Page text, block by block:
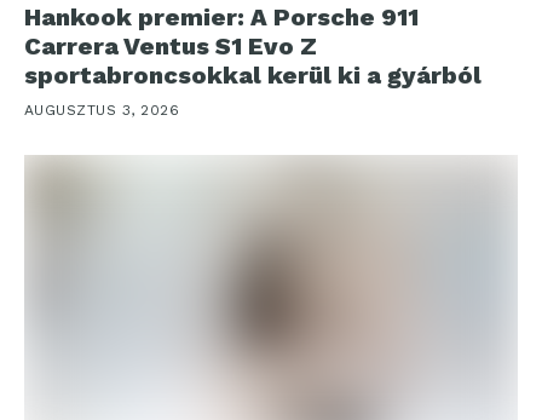
Hankook premier: A Porsche 911
Carrera Ventus S1 Evo Z
sportabroncsokkal kerül ki a gyárból
AUGUSZTUS 3, 2026